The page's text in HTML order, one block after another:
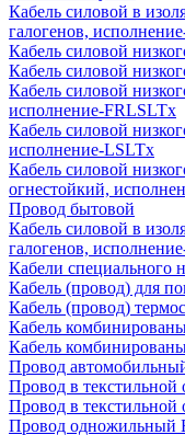
Кабель силовой в
галогенов,
Кабель силовой
Кабель силовой
Кабель силовой
исполнение-FRLSLTx
Кабель силовой
исполнение-LSLTx
Кабель силовой
огнестойкий,
Провод бытовой
Кабель силовой в
галогенов,
Кабели специального
Кабель (провод) для
Кабель (провод)
Кабель
Кабель
Провод
Провод в текстильной
Провод в текстильной
Провод одножильный